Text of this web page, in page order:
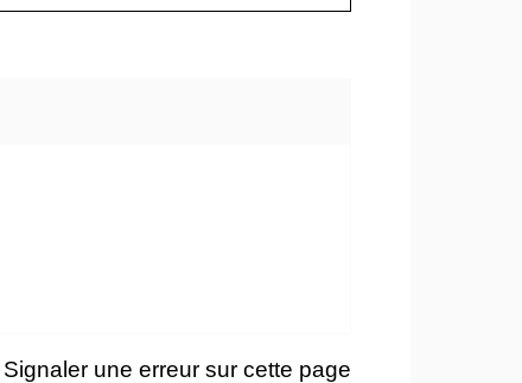
Signaler une erreur sur cette page